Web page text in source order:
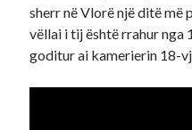
sherr në Vlorë një ditë më
vëllai i tij është rrahur nga
goditur ai kamerierin 18-